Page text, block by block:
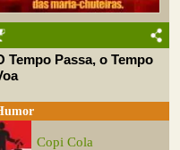
Tempo Passa, o Tempo
Copi Cola